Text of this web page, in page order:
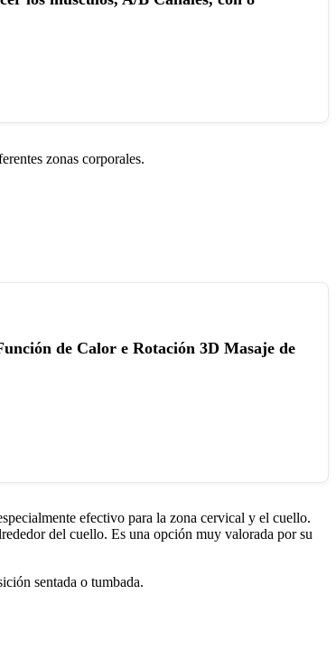
zonas corporales.
de Calor e Rotación 3D Masaje de
efectivo para la zona cervical y el cuello.
del cuello. Es una opción muy valorada por su
sentada o tumbada.